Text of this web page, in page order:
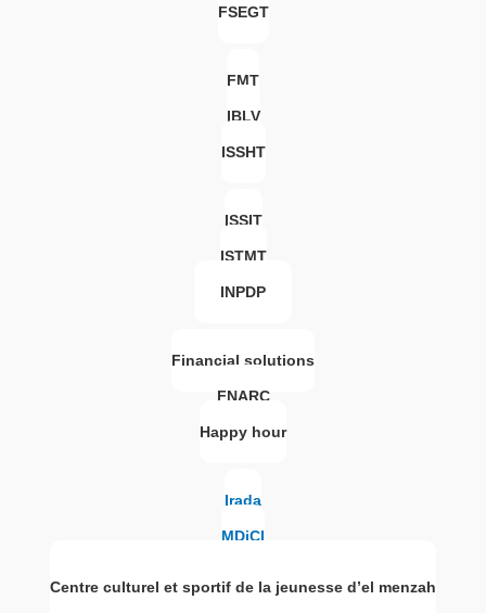
FSEGT
FMT
IBLV
ISSHT
ISSIT
ISTMT
INPDP
Financial solutions
FNARC
Happy hour
Irada
MDiCI
Centre culturel et sportif de la jeunesse d’el menzah